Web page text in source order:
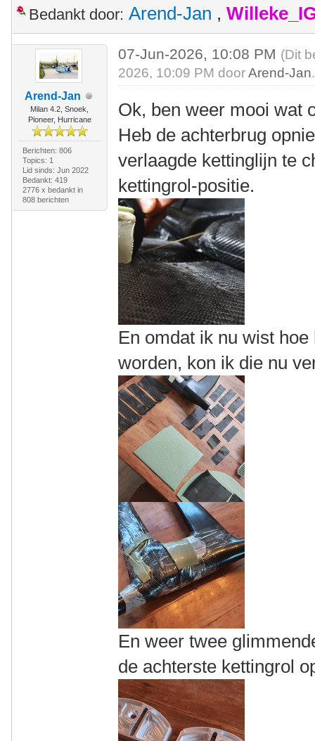
Bedankt door: Arend-Jan ,
Arend-Jan
Milan 4.2, Snoek,
Pioneer, Hurricane
Berichten: 806
Topics: 1
Lid sinds: Jun 2022
Bedankt: 419
2776 x bedankt in
808 berichten
07-Jun-2026, 10:08 PM (Dit
2026, 10:09 PM doorArend-Jan
Ok, ben weer mooi wat
Heb de achterbrug
verlaagde kettinglijn te
kettingrol-positie.
En omdat ik nu wist
worden, kon ik die nu
En weer twee
de achterste kettingrol